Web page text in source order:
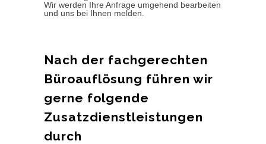
Wir werden Ihre Anfrage umgehend bearbeiten
und uns bei Ihnen melden.
Nach der fachgerechten
Büroauflösung führen wir
gerne folgende
Zusatzdienstleistungen
durch